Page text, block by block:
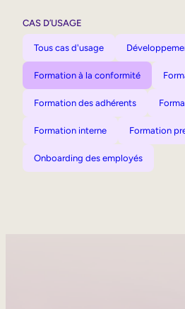
CAS D’USAGE
Tous cas d'usage
Formation à la conformité
Formation des adhérents
Formation interne Formation
Onboarding des employés